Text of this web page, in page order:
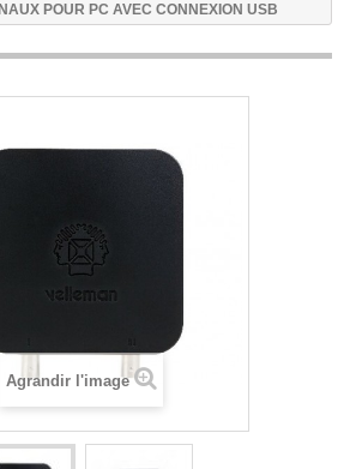
POUR PC AVEC CONNEXION USB
Agrandir l'image